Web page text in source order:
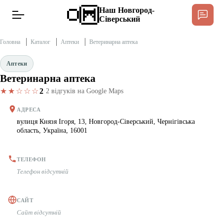
Новини
Тексти
Публікації
Редакційна політика
Наш Новгород-
Сіверський
Головна Каталог Аптеки Ветеринарна аптека
Аптеки
Ветеринарна аптека
★★☆☆☆2·2 відгуків на Google Maps
АДРЕСА
вулиця Князя Ігоря, 13, Новгород-Сіверський, Чернігівська
область, Україна, 16001
ТЕЛЕФОН
Телефон відсутній
САЙТ
Сайт відсутній